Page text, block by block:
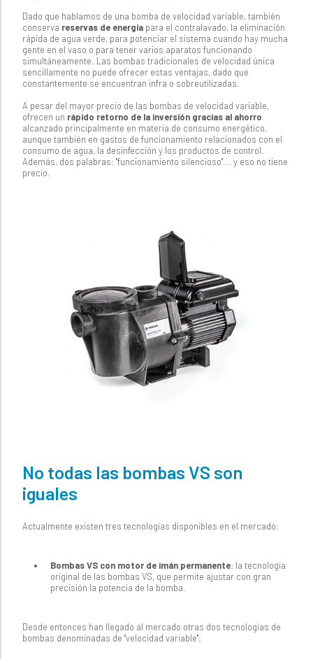
Dado que hablamos de una bomba de velocidad variable, también
conserva reservas de energía para el contralavado, la eliminación
rápida de agua verde, para potenciar el sistema cuando hay mucha
gente en el vaso o para tener varios aparatos funcionando
simultáneamente. Las bombas tradicionales de velocidad única
sencillamente no puede ofrecer estas ventajas, dado que
constantemente se encuentran infra o sobreutilizadas.
A pesar del mayor precio de las bombas de velocidad variable,
ofrecen un rápido retorno de la inversión gracias al ahorro
alcanzado principalmente en materia de consumo energético,
aunque también en gastos de funcionamiento relacionados con el
consumo de agua, la desinfección y los productos de control.
Además, dos palabras: "funcionamiento silencioso"... y eso no tiene
precio.
No todas las bombas VS son
iguales
Actualmente existen tres tecnologías disponibles en el mercado:
Bombas VS con motor de imán permanente: la tecnología
original de las bombas VS, que permite ajustar con gran
precisión la potencia de la bomba.
Desde entonces han llegado al mercado otras dos tecnologías de
bombas denominadas de "velocidad variable":